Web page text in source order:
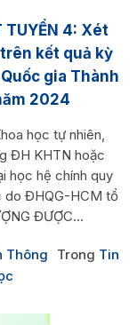
TUYỂN 4: Xét
kết quả kỳ
gia Thành
2024
học tự nhiên,
ĐH KHTN hoặc
học hệ chính quy
do ĐHQG-HCM tổ
ĐƯỢC...
Thông Trong Tin